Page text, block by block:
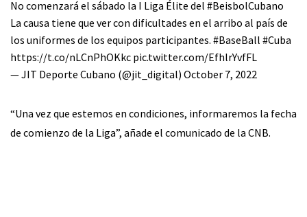
No comenzará el sábado la I Liga Élite del #BeisbolCubano
La causa tiene que ver con dificultades en el arribo al país de
los uniformes de los equipos participantes. #BaseBall #Cuba
https://t.co/nLCnPhOKkc pic.twitter.com/EfhlrYvfFL
— JIT Deporte Cubano (@jit_digital) October 7, 2022
“Una vez que estemos en condiciones, informaremos la fecha
de comienzo de la Liga”, añade el comunicado de la CNB.